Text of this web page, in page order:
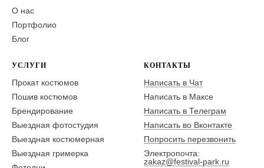
О нас
Портфолио
Блог
УСЛУГИ
Прокат костюмов
Пошив костюмов
Брендирование
Выездная фотостудия
Выездная костюмерная
Выездная гримерка
КОНТАКТЫ
Написать в Чат
Написать в Максе
Написать в Телеграм
Написать во Вконтакте
Попросить перезвонить
Электропочта:
zakaz@festival-park.ru